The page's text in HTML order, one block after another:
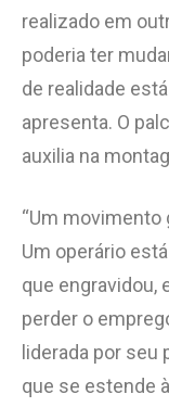
realizado em
poderia ter
de realidade
apresenta. O
auxilia na
“Um
Um operário
que engravidou,
perder o
liderada por
que se estende